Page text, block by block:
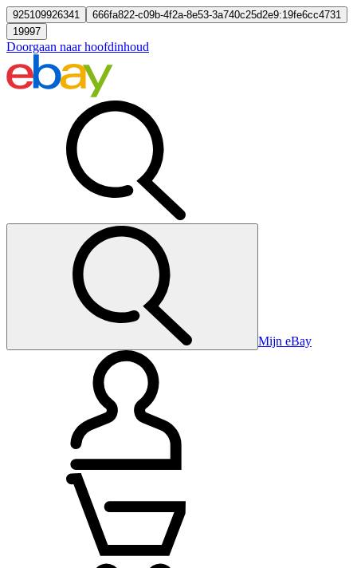
925109926341
666fa822-c09b-4f2a-8e53-3a740c25d2e9:19fe6cc4731
19997
Doorgaan naar hoofdinhoud
Mijn eBay